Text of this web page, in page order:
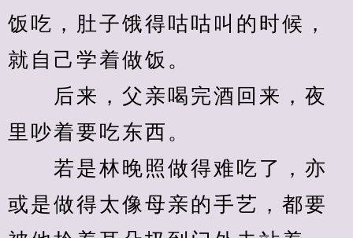
饭吃，肚子饿得咕咕叫的时候，
就自己学着做饭。
后来，父亲喝完酒回来，夜
里吵着要吃东西。
若是林晚照做得难吃了，亦
或是做得太像母亲的手艺，都要